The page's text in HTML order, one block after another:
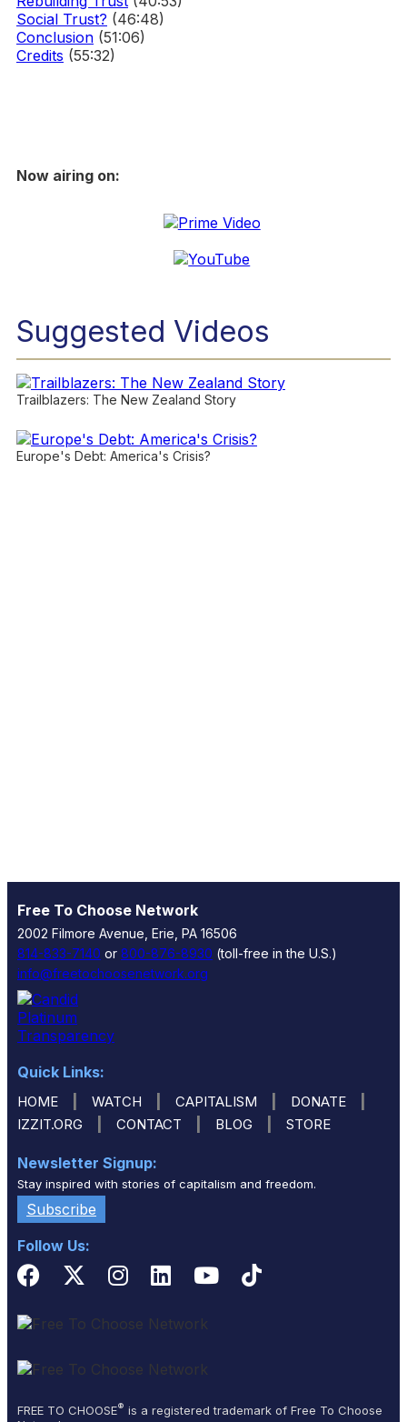
Social Trust? (46:48)
Conclusion (51:06)
Credits (55:32)
Now airing on:
Suggested Videos
Trailblazers: The New Zealand Story
Europe's Debt: America's Crisis?
Free To Choose Network
2002 Filmore Avenue, Erie, PA 16506
814-833-7140 or 800-876-8930 (toll-free in the U.S.)
info@freetochoosenetwork.org
Quick Links:
HOME WATCH CAPITALISM DONATE
IZZIT.ORG CONTACT BLOG STORE
Newsletter Signup:
Stay inspired with stories of capitalism and freedom.
Subscribe
Follow Us:
FREE TO CHOOSE® is a registered trademark of Free To Choose